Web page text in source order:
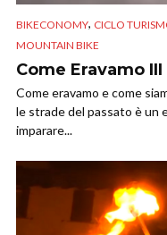
BIKECONOMY, CICLO
MOUNTAIN BIKE
Come Eravamo III
Come eravamo e come
le strade del passato è un
imparare...